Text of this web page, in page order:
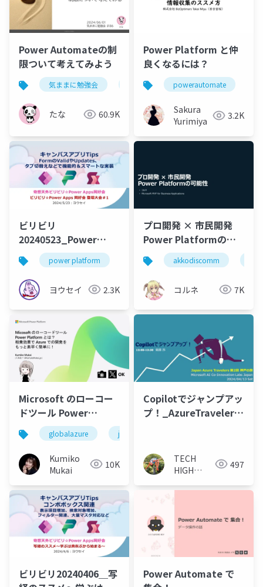
Power Automateの制
限ついて考えてみよう
気ままに勉強会 powerautomate
たな 60.9K
Power Platform と仲
良くなるには？
powerautomate
Sakura
Yurimiya
3.2K
ビリビリ
20240523_Power
Apps 同好会登壇大会1
FormのValidや
Updates、タブ切替え
などで機能的＆スマー
トな実装
power platform power apps
ヨウセイ 2.3K
プロ開発 × 市民開発
Power Platformの可
能性
akkodiscomm
コルネ 7K
Microsoft のローコー
ドツール Power
Platform とは？ 相乗
効果でAzure での開発
をもっと素早く簡単
に！ - Global Azure
Japan 2024
globalazure jazug
Kumiko
Mukai
10K
Copilotでジャンプアッ
プ！_AzureTravelers
TECH
HIGH
藤
497
ビリビリ20240406＿写
Power Automate で